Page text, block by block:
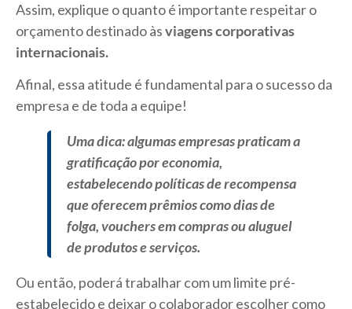
Assim, explique o quanto é importante respeitar o
orçamento destinado àsviagens corporativas
internacionais.
Afinal, essa atitude é fundamental para o sucesso da
empresa e de toda a equipe!
Uma dica: algumas empresas praticam a
gratificação por economia,
estabelecendo políticas de recompensa
que oferecem prêmios como dias de
folga, vouchers em compras ou aluguel
de produtos e serviços.
Ou então, poderá trabalhar com um limite pré-
estabelecido e deixar o colaborador escolher como